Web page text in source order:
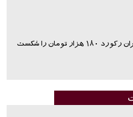
تومان را شکست